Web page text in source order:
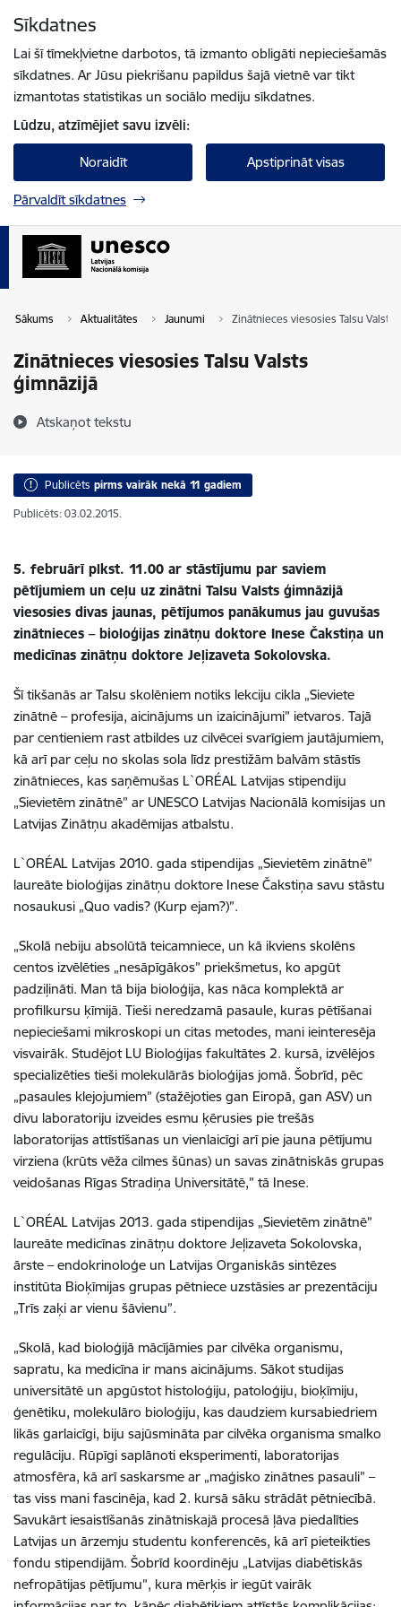
Sīkdatnes
Lai šī tīmekļvietne darbotos, tā izmanto obligāti nepieciešamās
sīkdatnes. Ar Jūsu piekrišanu papildus šajā vietnē var tikt
izmantotas statistikas un sociālo mediju sīkdatnes.
Lūdzu, atzīmējiet savu izvēli:
Noraidīt Apstiprināt visas
Pārvaldīt sīkdatnes
Sākums Aktualitātes Jaunumi Zinātnieces viesosies Talsu Valsts
Zinātnieces viesosies Talsu Valsts
ģimnāzijā
Atskaņot tekstu
Publicēts pirms vairāk nekā 11 gadiem
Publicēts: 03.02.2015.
5. februārī plkst. 11.00 ar stāstījumu par saviem
pētījumiem un ceļu uz zinātni Talsu Valsts ģimnāzijā
viesosies divas jaunas, pētījumos panākumus jau guvušas
zinātnieces – bioloģijas zinātņu doktore Inese Čakstiņa un
medicīnas zinātņu doktore Jeļizaveta Sokolovska.
Šī tikšanās ar Talsu skolēniem notiks lekciju cikla „Sieviete
zinātnē – profesija, aicinājums un izaicinājumi” ietvaros. Tajā
par centieniem rast atbildes uz cilvēcei svarīgiem jautājumiem,
kā arī par ceļu no skolas sola līdz prestižām balvām stāstīs
zinātnieces, kas saņēmušas L`ORÉAL Latvijas stipendiju
„Sievietēm zinātnē” ar UNESCO Latvijas Nacionālā komisijas un
Latvijas Zinātņu akadēmijas atbalstu.
L`ORÉAL Latvijas 2010. gada stipendijas „Sievietēm zinātnē”
laureāte bioloģijas zinātņu doktore Inese Čakstiņa savu stāstu
nosaukusi „Quo vadis? (Kurp ejam?)”.
„Skolā nebiju absolūtā teicamniece, un kā ikviens skolēns
centos izvēlēties „nesāpīgākos” priekšmetus, ko apgūt
padziļināti. Man tā bija bioloģija, kas nāca komplektā ar
profilkursu ķīmijā. Tieši neredzamā pasaule, kuras pētīšanai
nepieciešami mikroskopi un citas metodes, mani ieinteresēja
visvairāk. Studējot LU Bioloģijas fakultātes 2. kursā, izvēlējos
specializēties tieši molekulārās bioloģijas jomā. Šobrīd, pēc
„pasaules klejojumiem” (stažējoties gan Eiropā, gan ASV) un
divu laboratoriju izveides esmu ķērusies pie trešās
laboratorijas attīstīšanas un vienlaicīgi arī pie jauna pētījumu
virziena (krūts vēža cilmes šūnas) un savas zinātniskās grupas
veidošanas Rīgas Stradiņa Universitātē,” tā Inese.
L`ORÉAL Latvijas 2013. gada stipendijas „Sievietēm zinātnē”
laureāte medicīnas zinātņu doktore Jeļizaveta Sokolovska,
ārste – endokrinoloģe un Latvijas Organiskās sintēzes
institūta Bioķīmijas grupas pētniece uzstāsies ar prezentāciju
„Trīs zaķi ar vienu šāvienu”.
„Skolā, kad bioloģijā mācījāmies par cilvēka organismu,
sapratu, ka medicīna ir mans aicinājums. Sākot studijas
universitātē un apgūstot histoloģiju, patoloģiju, bioķīmiju,
ģenētiku, molekulāro bioloģiju, kas daudziem kursabiedriem
likās garlaicīgi, biju sajūsmināta par cilvēka organisma smalko
regulāciju. Rūpīgi saplānoti eksperimenti, laboratorijas
atmosfēra, kā arī saskarsme ar „maģisko zinātnes pasauli” –
tas viss mani fascinēja, kad 2. kursā sāku strādāt pētniecībā.
Savukārt iesaistīšanās zinātniskajā procesā ļāva piedalīties
Latvijas un ārzemju studentu konferencēs, kā arī pieteikties
fondu stipendijām. Šobrīd koordinēju „Latvijas diabētiskās
nefropātijas pētījumu”, kura mērķis ir iegūt vairāk